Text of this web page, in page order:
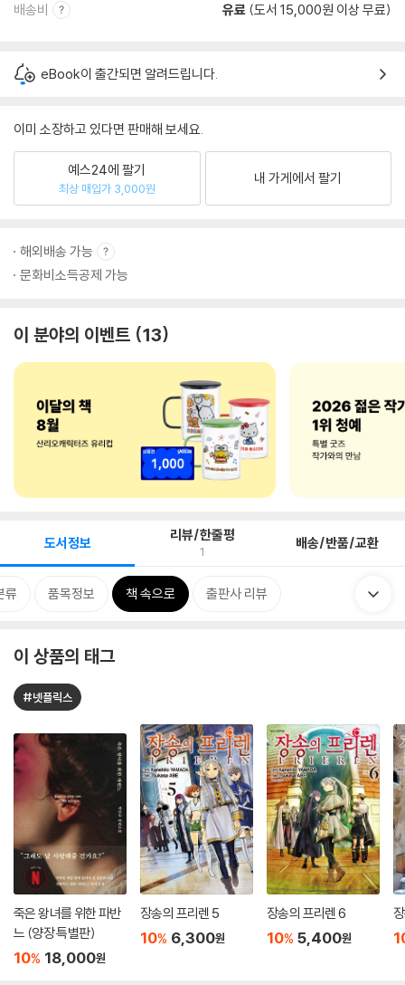
배송비 유료 (도서 15,000원 이상 무료)
eBook이 출간되면 알려드립니다.
이미 소장하고 있다면 판매해 보세요.
예스24에 팔기
최상 매입가 3,000원
내 가게에서 팔기
해외배송 가능
문화비소득공제 가능
이 분야의 이벤트 13
도서정보 리뷰/한줄평
1 배송/반품/교환
류 품목정보 책 속으로 출판사 리뷰
이 상품의 태그
#넷플릭스
죽은 왕녀를 위한 파반
느 (양장 특별판)
10% 18,000원
장송의 프리렌 5
10% 6,300원
장송의 프리렌 6
10% 5,400원